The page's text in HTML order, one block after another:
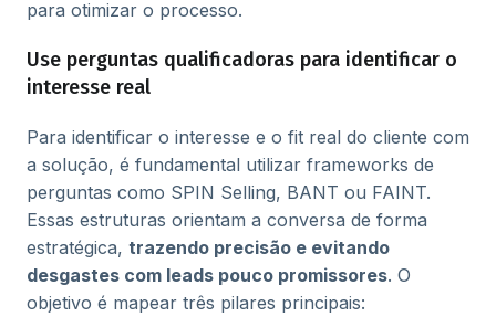
para otimizar o processo.
Use perguntas qualificadoras para identificar o
interesse real
Para identificar o interesse e o fit real do cliente com
a solução, é fundamental utilizar frameworks de
perguntas como SPIN Selling, BANT ou FAINT.
Essas estruturas orientam a conversa de forma
estratégica, trazendo precisão e evitando
desgastes com leads pouco promissores. O
objetivo é mapear três pilares principais: